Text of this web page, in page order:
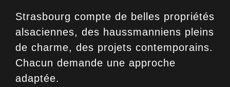
Strasbourg compte de belles propriétés
alsaciennes, des haussmanniens pleins
de charme, des projets contemporains.
Chacun demande une approche
adaptée.